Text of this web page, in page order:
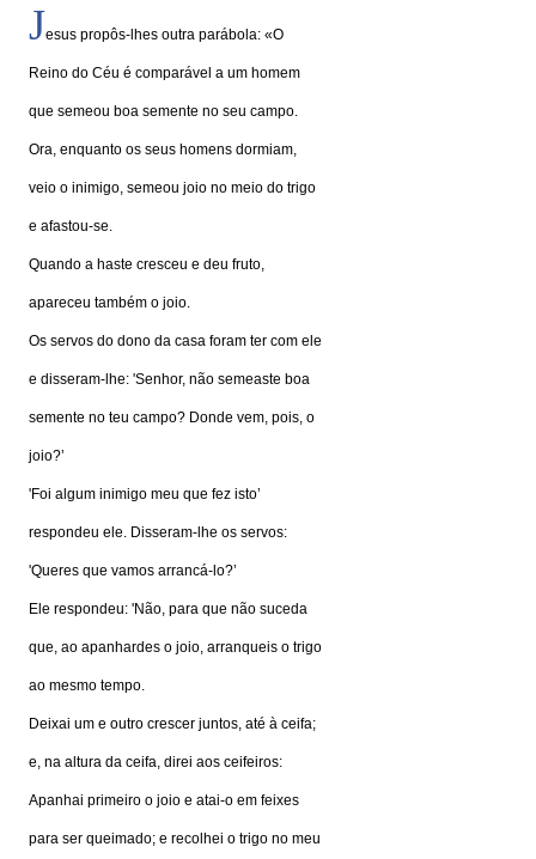
Jesus propôs-lhes outra parábola: «O
Reino do Céu é comparável a um homem
que semeou boa semente no seu campo.
Ora, enquanto os seus homens dormiam,
veio o inimigo, semeou joio no meio do trigo
e afastou-se.
Quando a haste cresceu e deu fruto,
apareceu também o joio.
Os servos do dono da casa foram ter com ele
e disseram-lhe: 'Senhor, não semeaste boa
semente no teu campo? Donde vem, pois, o
joio?’
'Foi algum inimigo meu que fez isto’
respondeu ele. Disseram-lhe os servos:
'Queres que vamos arrancá-lo?’
Ele respondeu: 'Não, para que não suceda
que, ao apanhardes o joio, arranqueis o trigo
ao mesmo tempo.
Deixai um e outro crescer juntos, até à ceifa;
e, na altura da ceifa, direi aos ceifeiros:
Apanhai primeiro o joio e atai-o em feixes
para ser queimado; e recolhei o trigo no meu